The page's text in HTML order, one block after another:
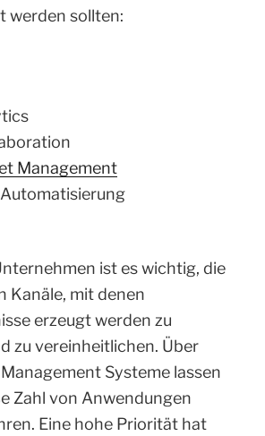
werden sollten:
Management
ist es wichtig, die
Kanäle, mit denen
erzeugt werden zu
zu vereinheitlichen. Über
Systeme lassen
Zahl von Anwendungen
Eine hohe Priorität hat